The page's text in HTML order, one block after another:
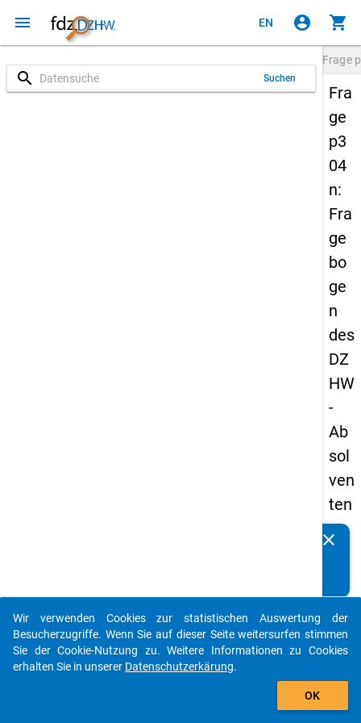
menu EN account_circle shopping_cart
search Suchen
Frage
Fra
ge
p3
04
n:
Fra
ge
bo
ge
n
des
DZ
HW
-
Ab
sol
ven
ten
pa
20
13
-
clear
auto_stories
add_shopping_cart
Wir verwenden Cookies zur statistischen Auswertung der
Besucherzugriffe. Wenn Sie auf dieser Seite weitersurfen stimmen
Sie der Cookie-Nutzung zu. Weitere Informationen zu Cookies
erhalten Sie in unserer Datenschutzerkärung.
OK